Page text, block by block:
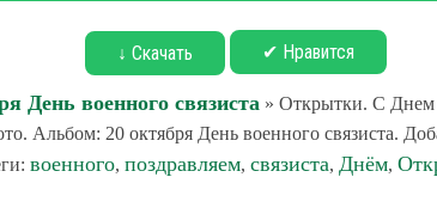
↓ Скачать ✔ Нравится
День военного связиста » Открытки. С Днем
Альбом: 20 октября День военного связиста.
военного, поздравляем, связиста, Днём,